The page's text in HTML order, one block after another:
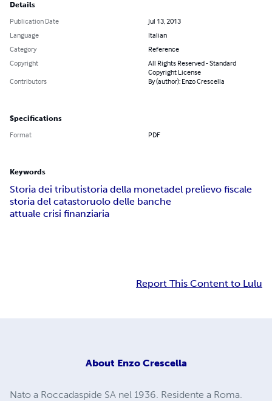
Details
Publication Date
Jul 13, 2013
Language
Italian
Category
Reference
Copyright
All Rights Reserved - Standard
Copyright License
Contributors
By (author): Enzo Crescella
Specifications
Format PDF
Keywords
Storia dei tributistoria della monetadel prelievo fiscale
storia del catastoruolo delle banche
attuale crisi finanziaria
Report This Content to Lulu
About Enzo Crescella
Nato a Roccadaspide SA nel 1936. Residente a Roma.